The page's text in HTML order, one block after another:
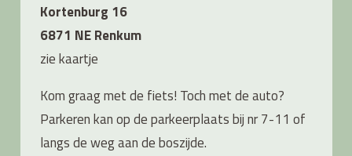
Kortenburg 16
6871 NE Renkum
ziekaartje
Kom graag met de fiets! Toch met de auto?
Parkeren kan op de parkeerplaats bij nr 7-11 of
langs de weg aan de boszijde.